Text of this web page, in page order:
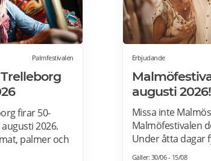
Palmfestivalen
firar 50-
2026.
palmer och
Night Rock:
Erbjudande
augusti 2026!
Missa inte
Malmöfestivalen
Under åtta dagar
förväntningar,
Gäller: 30/06 - 15/08